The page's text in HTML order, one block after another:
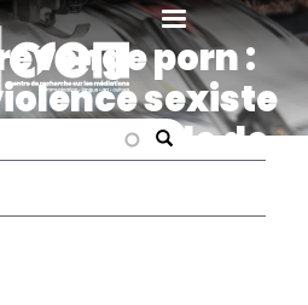
search
porn :
sexiste
un article de
Stassin